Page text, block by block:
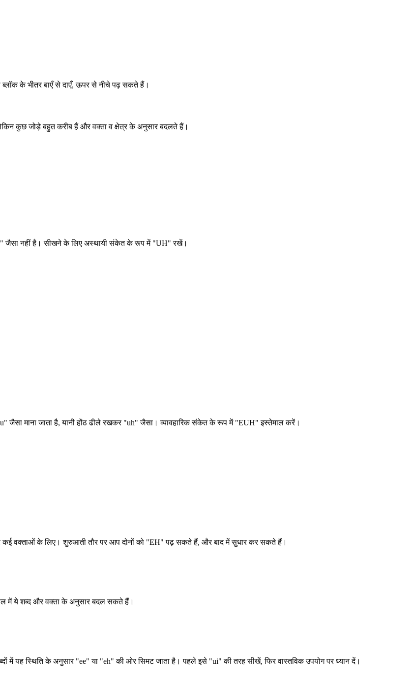
के भीतर बाएँ से दाएँ, ऊपर से नीचे पढ़ सकते हैं।
कुछ जोड़े बहुत करीब हैं और वक्ता व क्षेत्र के अनुसार बदलते हैं।
जैसा नहीं है। सीखने के लिए अस्थायी संकेत के रूप में "UH" रखें।
जैसा माना जाता है, यानी होंठ ढीले रखकर "uh" जैसा। व्यावहारिक संकेत के रूप में "EUH" इस्तेमाल करें।
वक्ताओं के लिए। शुरुआती तौर पर आप दोनों को "EH" पढ़ सकते हैं, और बाद में सुधार कर सकते हैं।
में ये शब्द और वक्ता के अनुसार बदल सकते हैं।
यह स्थिति के अनुसार "ee" या "eh" की ओर सिमट जाता है। पहले इसे "ui" की तरह सीखें, फिर वास्तविक उपयोग पर ध्यान दें।